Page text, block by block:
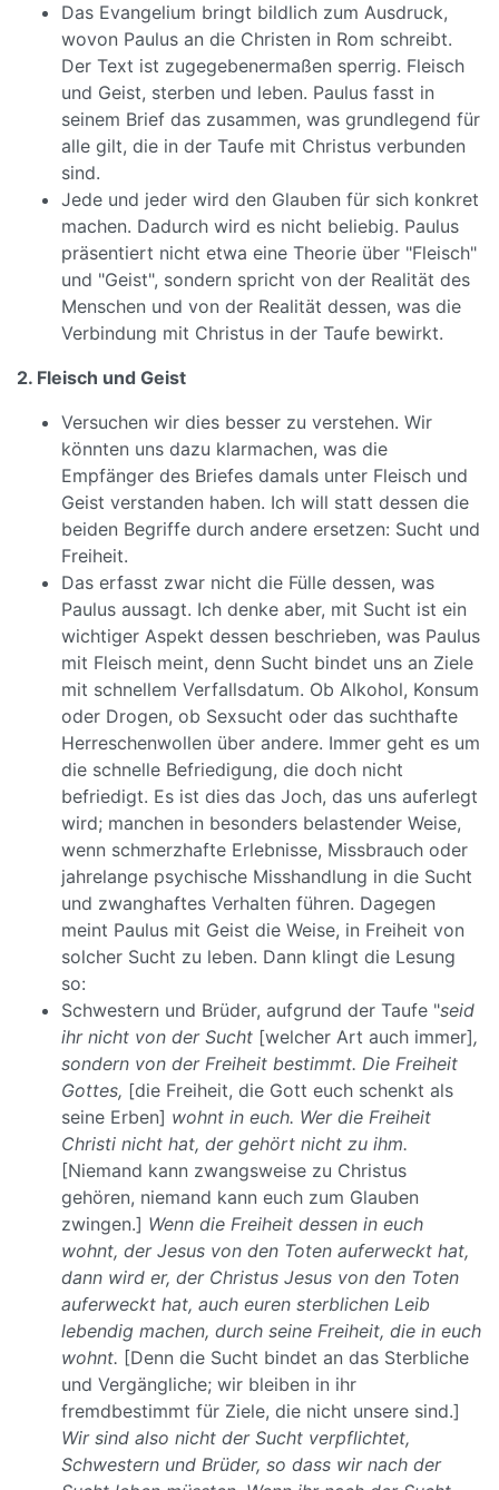
Das Evangelium bringt bildlich zum Ausdruck,
wovon Paulus an die Christen in Rom schreibt.
Der Text ist zugegebenermaßen sperrig. Fleisch
und Geist, sterben und leben. Paulus fasst in
seinem Brief das zusammen, was grundlegend für
alle gilt, die in der Taufe mit Christus verbunden
sind.
Jede und jeder wird den Glauben für sich konkret
machen. Dadurch wird es nicht beliebig. Paulus
präsentiert nicht etwa eine Theorie über "Fleisch"
und "Geist", sondern spricht von der Realität des
Menschen und von der Realität dessen, was die
Verbindung mit Christus in der Taufe bewirkt.
2. Fleisch und Geist
Versuchen wir dies besser zu verstehen. Wir
könnten uns dazu klarmachen, was die
Empfänger des Briefes damals unter Fleisch und
Geist verstanden haben. Ich will statt dessen die
beiden Begriffe durch andere ersetzen: Sucht und
Freiheit.
Das erfasst zwar nicht die Fülle dessen, was
Paulus aussagt. Ich denke aber, mit Sucht ist ein
wichtiger Aspekt dessen beschrieben, was Paulus
mit Fleisch meint, denn Sucht bindet uns an Ziele
mit schnellem Verfallsdatum. Ob Alkohol, Konsum
oder Drogen, ob Sexsucht oder das suchthafte
Herreschenwollen über andere. Immer geht es um
die schnelle Befriedigung, die doch nicht
befriedigt. Es ist dies das Joch, das uns auferlegt
wird; manchen in besonders belastender Weise,
wenn schmerzhafte Erlebnisse, Missbrauch oder
jahrelange psychische Misshandlung in die Sucht
und zwanghaftes Verhalten führen. Dagegen
meint Paulus mit Geist die Weise, in Freiheit von
solcher Sucht zu leben. Dann klingt die Lesung
so:
Schwestern und Brüder, aufgrund der Taufe "seid
ihr nicht von der Sucht [welcher Art auch immer],
sondern von der Freiheit bestimmt. Die Freiheit
Gottes, [die Freiheit, die Gott euch schenkt als
seine Erben] wohnt in euch. Wer die Freiheit
Christi nicht hat, der gehört nicht zu ihm.
[Niemand kann zwangsweise zu Christus
gehören, niemand kann euch zum Glauben
zwingen.] Wenn die Freiheit dessen in euch
wohnt, der Jesus von den Toten auferweckt hat,
dann wird er, der Christus Jesus von den Toten
auferweckt hat, auch euren sterblichen Leib
lebendig machen, durch seine Freiheit, die in euch
wohnt. [Denn die Sucht bindet an das Sterbliche
und Vergängliche; wir bleiben in ihr
fremdbestimmt für Ziele, die nicht unsere sind.]
Wir sind also nicht der Sucht verpflichtet,
Schwestern und Brüder, so dass wir nach der